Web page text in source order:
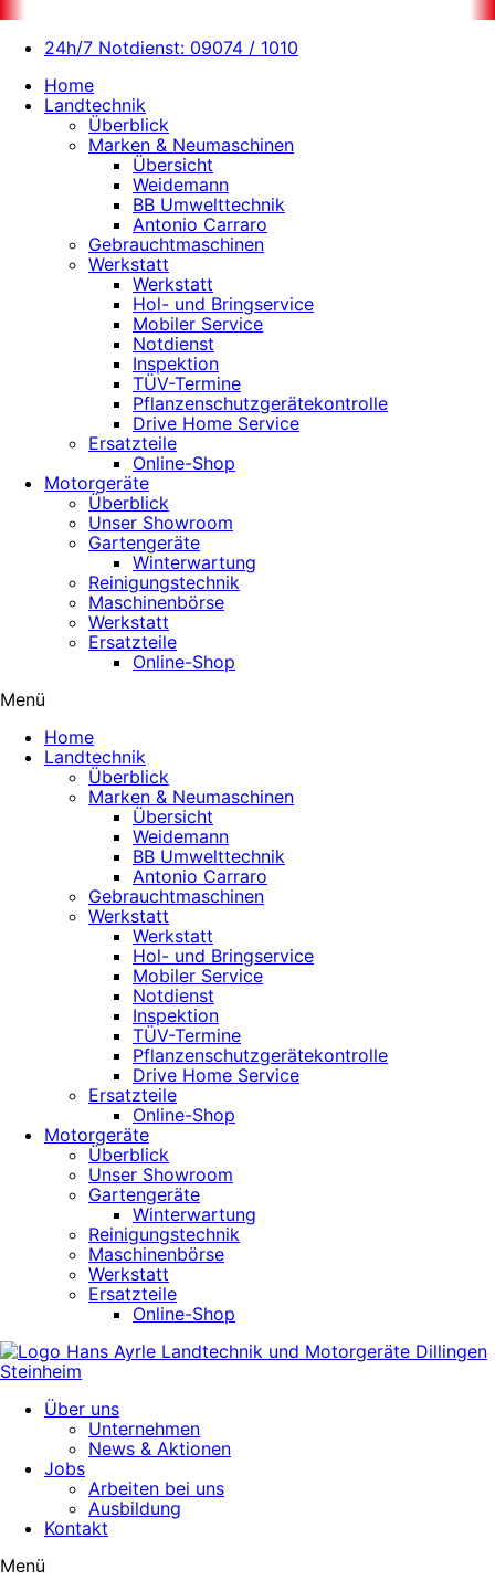
24h/7 Notdienst: 09074 / 1010
Home
Landtechnik
Überblick
Marken & Neumaschinen
Übersicht
Weidemann
BB Umwelttechnik
Antonio Carraro
Gebrauchtmaschinen
Werkstatt
Werkstatt
Hol- und Bringservice
Mobiler Service
Notdienst
Inspektion
TÜV-Termine
Pflanzenschutzgerätekontrolle
Drive Home Service
Ersatzteile
Online-Shop
Motorgeräte
Überblick
Unser Showroom
Gartengeräte
Winterwartung
Reinigungstechnik
Maschinenbörse
Werkstatt
Ersatzteile
Online-Shop
Menü
Home
Landtechnik
Überblick
Marken & Neumaschinen
Übersicht
Weidemann
BB Umwelttechnik
Antonio Carraro
Gebrauchtmaschinen
Werkstatt
Werkstatt
Hol- und Bringservice
Mobiler Service
Notdienst
Inspektion
TÜV-Termine
Pflanzenschutzgerätekontrolle
Drive Home Service
Ersatzteile
Online-Shop
Motorgeräte
Überblick
Unser Showroom
Gartengeräte
Winterwartung
Reinigungstechnik
Maschinenbörse
Werkstatt
Ersatzteile
Online-Shop
Über uns
Unternehmen
News & Aktionen
Jobs
Arbeiten bei uns
Ausbildung
Kontakt
Menü